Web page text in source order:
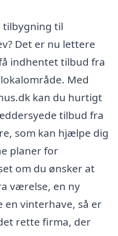
tilbygning til
Det er nu lettere
indhentet tilbud fra
Med
kan du hurtigt
tilbud fra
som kan hjælpe dig
planer for
om du ønsker at
værelse, en ny
en vinterhave, så er
rette firma, der